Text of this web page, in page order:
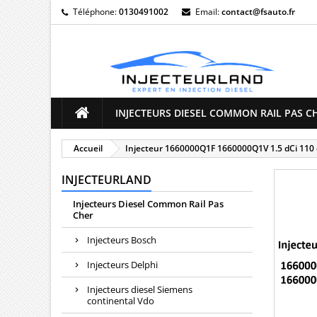
Téléphone:0130491002 Email:contact@fsauto.fr
INJECTEURS DIESEL COMMON RAIL PAS
Accueil Injecteur 1660000Q1F 1660000Q1V 1.5 dCi 110
INJECTEURLAND
Injecteurs Diesel Common Rail Pas
Cher
Injecteurs Bosch
Injecteurs Delphi
Injecteurs diesel Siemens
continental Vdo